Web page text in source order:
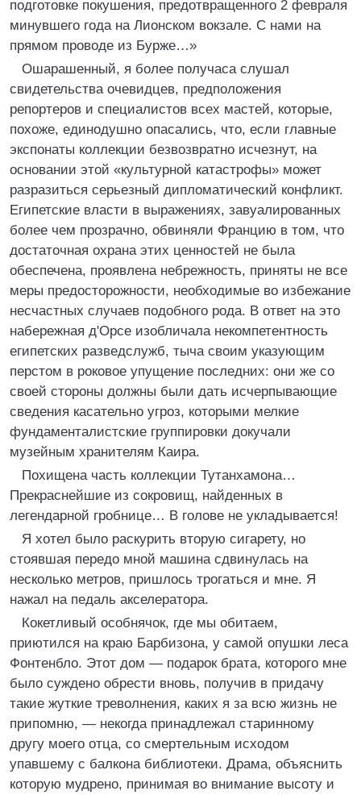
подготовке покушения, предотвращенного 2 февраля
минувшего года на Лионском вокзале. С нами на
прямом проводе из Бурже…»
Ошарашенный, я более получаса слушал
свидетельства очевидцев, предположения
репортеров и специалистов всех мастей, которые,
похоже, единодушно опасались, что, если главные
экспонаты коллекции безвозвратно исчезнут, на
основании этой «культурной катастрофы» может
разразиться серьезный дипломатический конфликт.
Египетские власти в выражениях, завуалированных
более чем прозрачно, обвиняли Францию в том, что
достаточная охрана этих ценностей не была
обеспечена, проявлена небрежность, приняты не все
меры предосторожности, необходимые во избежание
несчастных случаев подобного рода. В ответ на это
набережная д'Орсе изобличала некомпетентность
египетских разведслужб, тыча своим указующим
перстом в роковое упущение последних: они же со
своей стороны должны были дать исчерпывающие
сведения касательно угроз, которыми мелкие
фундаменталистские группировки докучали
музейным хранителям Каира.
Похищена часть коллекции Тутанхамона…
Прекраснейшие из сокровищ, найденных в
легендарной гробнице… В голове не укладывается!
Я хотел было раскурить вторую сигарету, но
стоявшая передо мной машина сдвинулась на
несколько метров, пришлось трогаться и мне. Я
нажал на педаль акселератора.
Кокетливый особнячок, где мы обитаем,
приютился на краю Барбизона, у самой опушки леса
Фонтенбло. Этот дом — подарок брата, которого мне
было суждено обрести вновь, получив в придачу
такие жуткие треволнения, каких я за всю жизнь не
припомню, — некогда принадлежал старинному
другу моего отца, со смертельным исходом
упавшему с балкона библиотеки. Драма, объяснить
которую мудрено, принимая во внимание высоту и